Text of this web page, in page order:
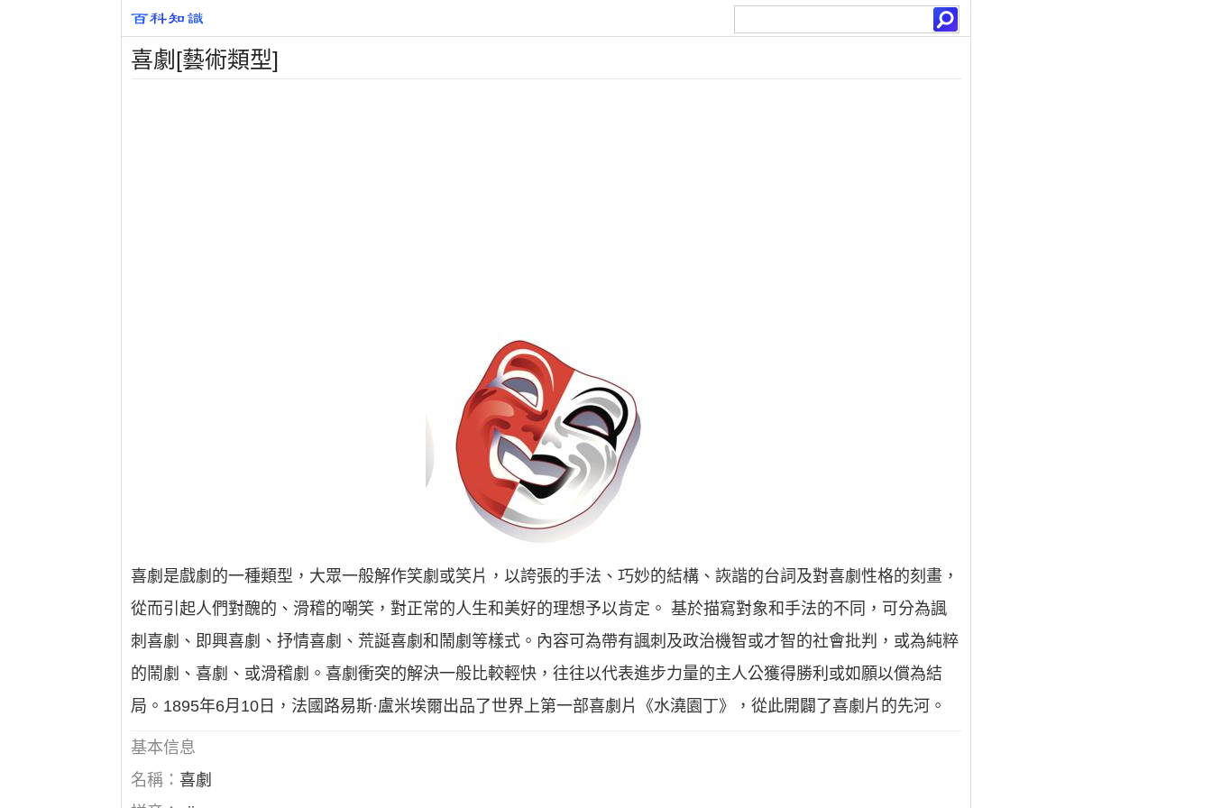
喜劇[藝術類型]
喜劇是戲劇的一種類型，大眾一般解作笑劇或笑片，以誇張的手法、巧妙的結構、詼諧的台詞及對喜劇性格的刻畫，
從而引起人們對醜的、滑稽的嘲笑，對正常的人生和美好的理想予以肯定。 基於描寫對象和手法的不同，可分為諷
刺喜劇、即興喜劇、抒情喜劇、荒誕喜劇和鬧劇等樣式。內容可為帶有諷刺及政治機智或才智的社會批判，或為純粹
的鬧劇、喜劇、或滑稽劇。喜劇衝突的解決一般比較輕快，往往以代表進步力量的主人公獲得勝利或如願以償為結
局。1895年6月10日，法國路易斯·盧米埃爾出品了世界上第一部喜劇片《水澆園丁》，從此開闢了喜劇片的先河。
基本信息
名稱：喜劇